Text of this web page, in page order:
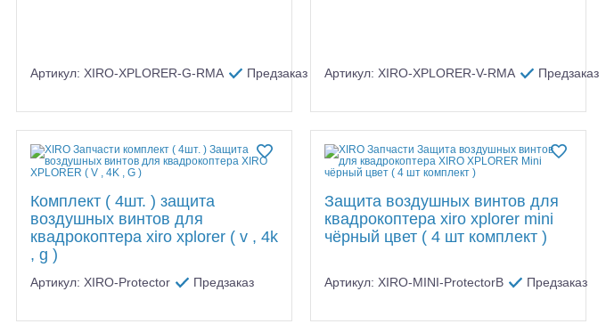
Артикул: XIRO-XPLORER-G-RMA Предзаказ Артикул: XIRO-XPLORER-V-RMA Предзаказ
Комплект ( 4шт. ) защита
воздушных винтов для
квадрокоптера xiro xplorer ( v , 4k
, g )
Артикул: XIRO-Protector Предзаказ
Защита воздушных винтов для
квадрокоптера xiro xplorer mini
чёрный цвет ( 4 шт комплект )
Артикул: XIRO-MINI-ProtectorB Предзаказ